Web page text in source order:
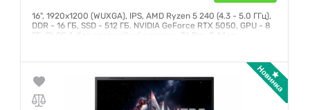
16", 1920x1200 (WUXGA), IPS, AMD Ryzen 5 240 (4.3 - 5.0 ГГц),
DDR - 16 ГБ, SSD - 512 ГБ, NVIDIA GeForce RTX 5050, GPU - 8
ГБ, DLSS 4, без операційної системи, 76 Втг, 2.44 кг